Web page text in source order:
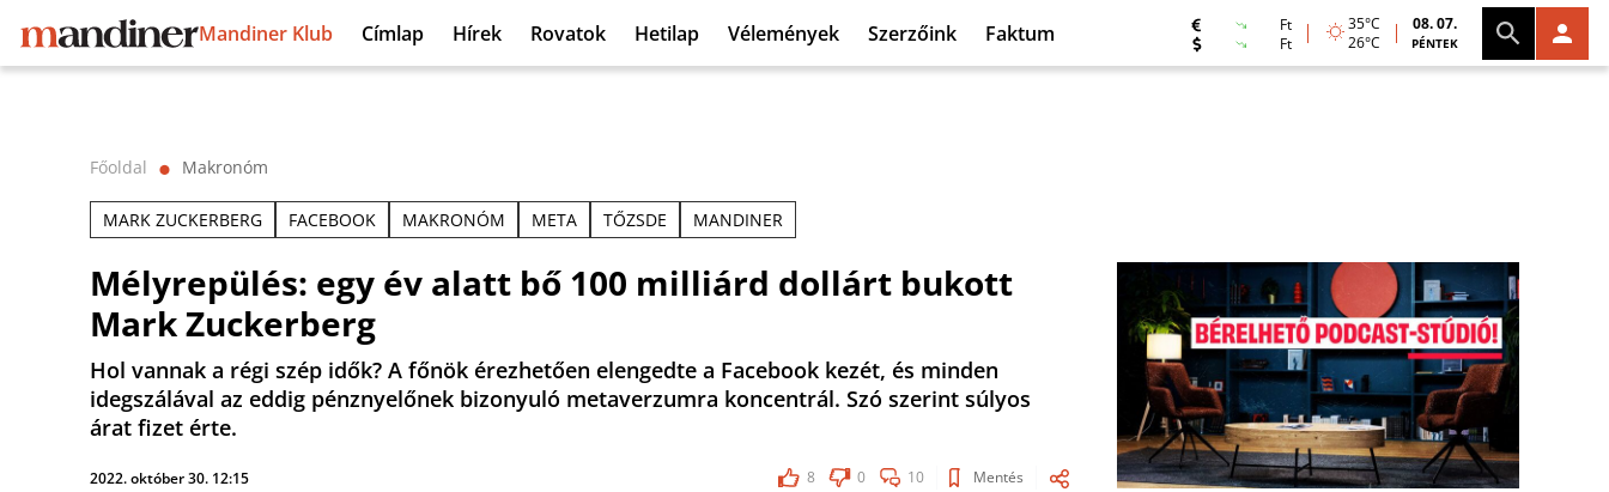
Mandiner Klub Címlap Hírek Rovatok Hetilap Vélemények Szerzőink Faktum
Ft
Ft
35°C
26°C
08. 07.
PÉNTEK
Főoldal ⬤ Makronóm
MARK ZUCKERBERG FACEBOOK MAKRONÓM META TŐZSDE MANDINER
Mélyrepülés: egy év alatt bő 100 milliárd dollárt bukott
Mark Zuckerberg
Hol vannak a régi szép idők? A főnök érezhetően elengedte a Facebook kezét, és minden
idegszálával az eddig pénznyelőnek bizonyuló metaverzumra koncentrál. Szó szerint súlyos
árat fizet érte.
2022. október 30. 12:15 8 0 10 Mentés